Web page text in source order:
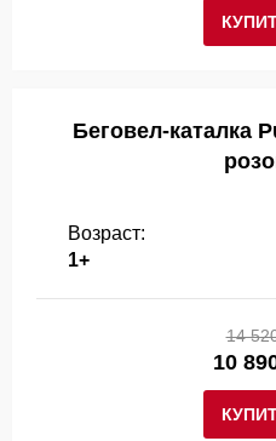
Беговел-каталка
Возраст:
1+
14
10